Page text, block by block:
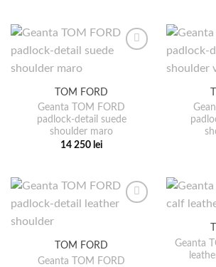
produsului.
are
mai
Opțiunile
pot
fi
alese
produsului.
TOM FORD
Geanta TOM FORD
padlock-detail suede
shoulder maro
14 250 lei
are
mai
Opțiunile
pot
TOM FORD
Geanta TOM FORD
Geanta